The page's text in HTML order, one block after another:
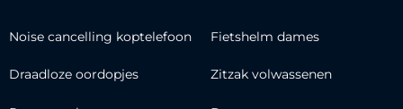
Noise cancelling koptelefoon
Draadloze oordopjes
Fietshelm dames
Zitzak volwassenen